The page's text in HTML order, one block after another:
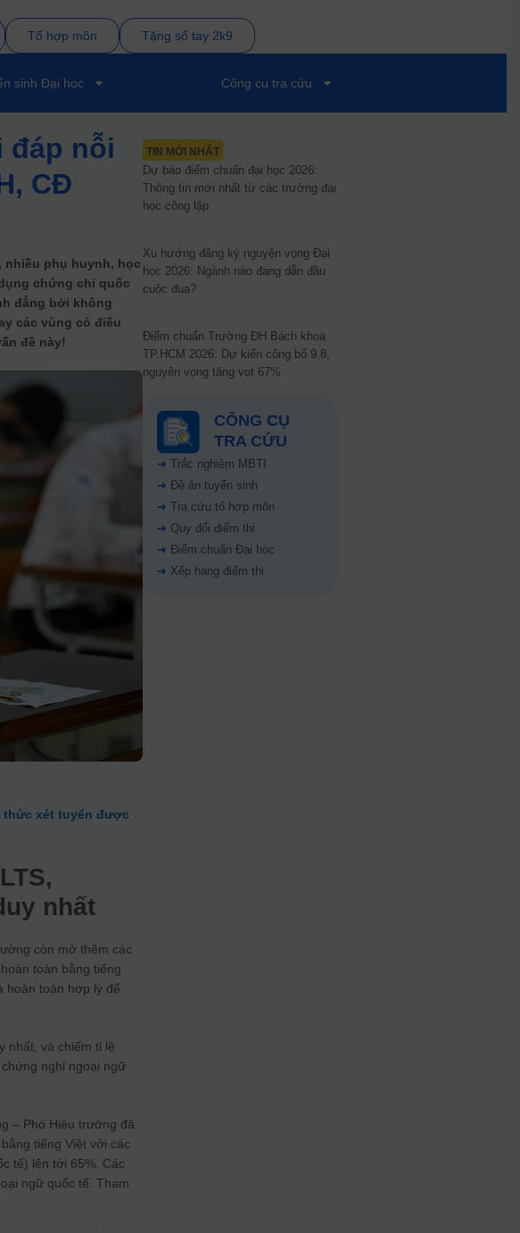
Tổ hợp môn Tặng sổ tay 2k9
sinh Đại học Công cụ tra cứu
đáp nỗi
CĐ
nhiều phụ huynh, học
chứng chỉ quốc
đẳng bởi không
các vùng có điều
đề này!
thức xét tuyển được
nhất
còn mở thêm các
toàn bằng tiếng
hoàn toàn hợp lý để
nhất, và chiếm tỉ lệ
nghỉ ngoại ngữ
– Phó Hiệu trưởng đã
tiếng Việt với các
tế) lên tới 65%. Các
ngữ quốc tế. Tham
TIN MỚI NHẤT
Dự báo điểm chuẩn đại học 2026:
Thông tin mới nhất từ các trường đại
học công lập
Xu hướng đăng ký nguyện vọng Đại
học 2026: Ngành nào đang dẫn đầu
cuộc đua?
Điểm chuẩn Trường ĐH Bách khoa
TP.HCM 2026: Dự kiến công bố 9.8,
nguyện vọng tăng vọt 67%
CÔNG CỤ
TRA CỨU
➜ Trắc nghiệm MBTI
➜ Đề án tuyển sinh
➜ Tra cứu tổ hợp môn
➜ Quy đổi điểm thi
➜ Điểm chuẩn Đại học
➜ Xếp hạng điểm thi